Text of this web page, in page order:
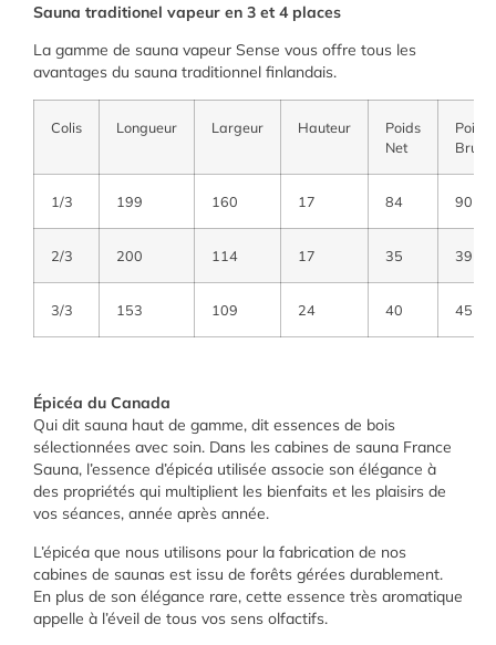
Sauna traditionel vapeur en 3 et 4 places
La gamme de sauna vapeur Sense vous offre tous les
avantages du sauna traditionnel finlandais.
Colis Longueur Largeur Hauteur
Poids
Net
Poids
Brut
1/3 199 160 17 84 90
2/3 200 114 17 35 39
3/3 153 109 24 40 45
Épicéa du Canada
Qui dit sauna haut de gamme, dit essences de bois
sélectionnées avec soin. Dans les cabines de sauna France
Sauna, l’essence d’épicéa utilisée associe son élégance à
des propriétés qui multiplient les bienfaits et les plaisirs de
vos séances, année après année.
L’épicéa que nous utilisons pour la fabrication de nos
cabines de saunas est issu de forêts gérées durablement.
En plus de son élégance rare, cette essence très aromatique
appelle à l’éveil de tous vos sens olfactifs.